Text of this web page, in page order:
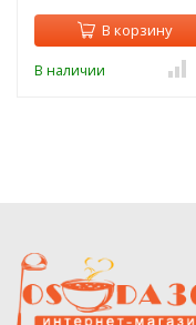
В корзину
В наличии